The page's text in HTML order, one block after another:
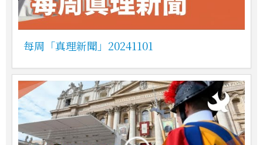
每周「真理新聞」20241101